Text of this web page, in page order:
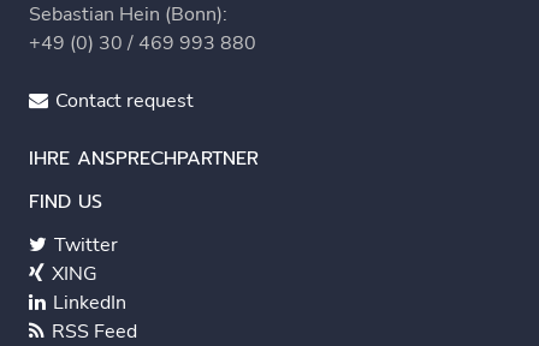
Sebastian Hein (Bonn):
+49 (0) 30 / 469 993 880
Contact request
IHRE ANSPRECHPARTNER
FIND US
Twitter
XING
LinkedIn
RSS Feed